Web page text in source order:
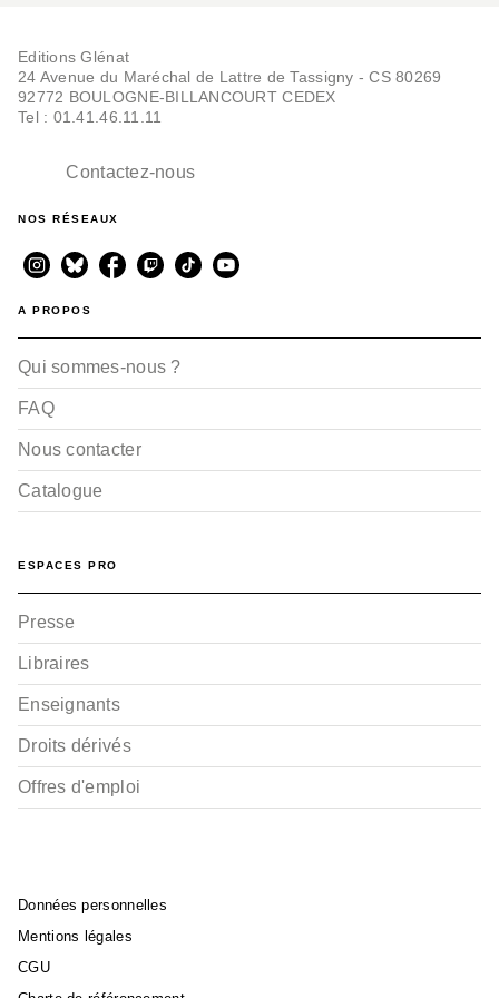
Akaza Samamiya
28/08/2024
03
Mr Mallow Blue - Tome
Editions Glénat
24 Avenue du Maréchal de Lattre de Tassigny - CS 80269
92772 BOULOGNE-BILLANCOURT CEDEX
Tel : 01.41.46.11.11
Contactez-nous
NOS RÉSEAUX
A PROPOS
Qui sommes-nous ?
FAQ
Nous contacter
Catalogue
ESPACES PRO
Presse
Libraires
Enseignants
Droits dérivés
Offres d'emploi
Données personnelles
Mentions légales
CGU